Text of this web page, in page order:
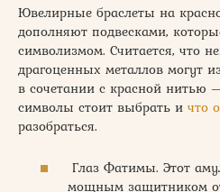
Ювелирные браслеты на
дополняют подвесками,
символизмом. Считается, что
драгоценных металлов могут
в сочетании с красной нитью
символы стоит выбрать и что
разобраться.
Глаз Фатимы. Этот
мощным защитником